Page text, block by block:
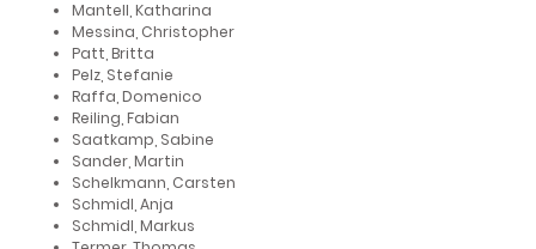
Mantell, Katharina
Messina, Christopher
Patt, Britta
Pelz, Stefanie
Raffa, Domenico
Reiling, Fabian
Saatkamp, Sabine
Sander, Martin
Schelkmann, Carsten
Schmidl, Anja
Schmidl, Markus